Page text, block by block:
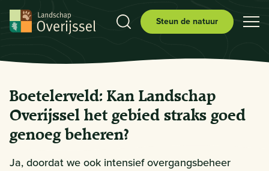
Steun de natuur
Boetelerveld: Kan Landschap
Overijssel het gebied straks goed
genoeg beheren?
Ja, doordat we ook intensief overgangsbeheer